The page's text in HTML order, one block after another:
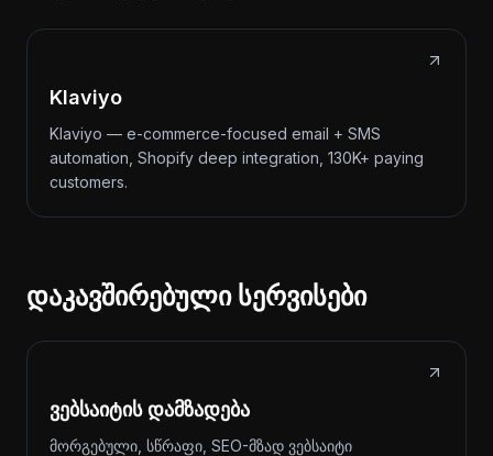
Klaviyo
Klaviyo — e-commerce-focused email + SMS
automation, Shopify deep integration, 130K+ paying
customers.
დაკავშირებული სერვისები
ვებსაიტის დამზადება
მორგებული, სწრაფი, SEO-მზად ვებსაიტი